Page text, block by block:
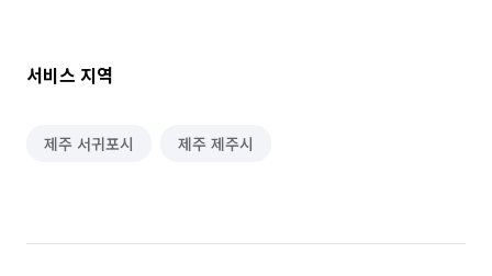
블로그: https://blog.naver.com/cleand_d
대표번호: 010-4441-7525
💡 클린대디는 이렇게 다릅니다!
도와드립니다!
서비스 지역
제주 서귀포시 제주 제주시